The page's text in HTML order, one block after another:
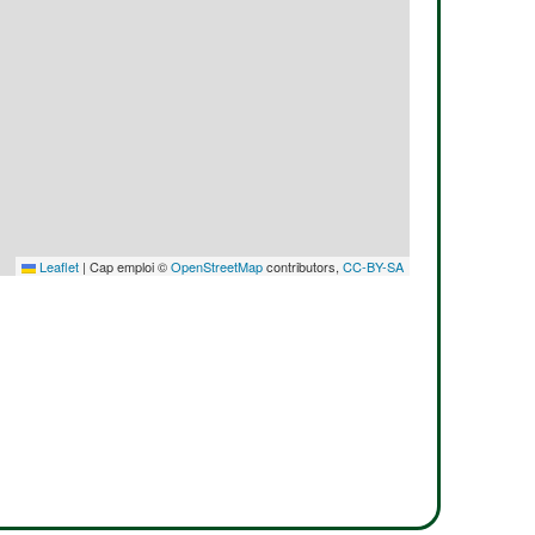
Leaflet | Cap emploi ©OpenStreetMapcontributors, CC-BY-SA